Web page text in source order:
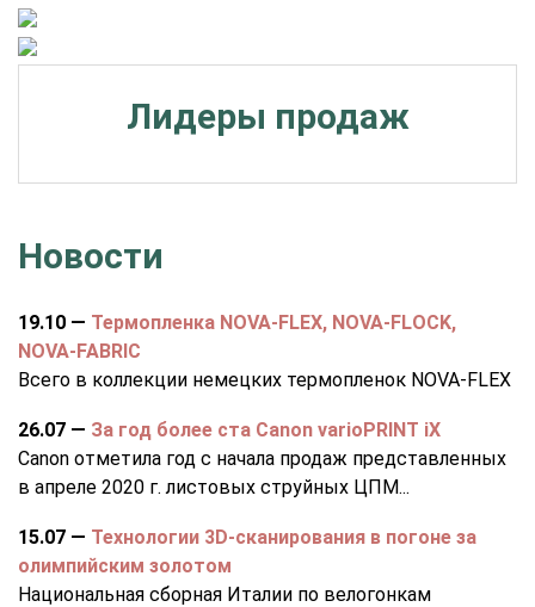
Лидеры продаж
Новости
19.10 — Термопленка NOVA-FLEX, NOVA-FLOCK,
NOVA-FABRIC
Всего в коллекции немецких термопленок NOVA-FLEX
пленок для резки...
26.07 — За год более ста Canon varioPRINT iX
Canon отметила год с начала продаж представленных
в апреле 2020 г. листовых струйных ЦПМ...
15.07 — Технологии 3D-сканирования в погоне за
олимпийским золотом
Национальная сборная Италии по велогонкам